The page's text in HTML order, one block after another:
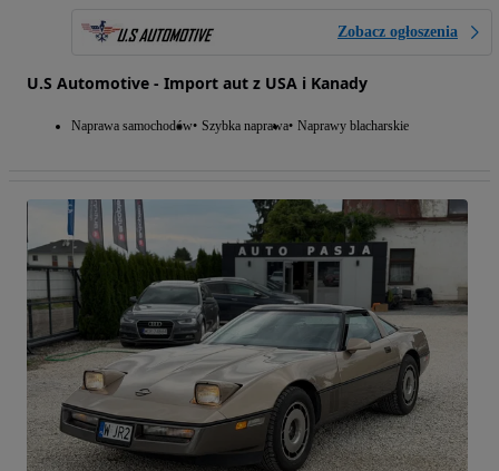
Zobacz ogłoszenia
U.S Automotive - Import aut z USA i Kanady
Naprawa samochodów Szybka naprawa Naprawy blacharskie